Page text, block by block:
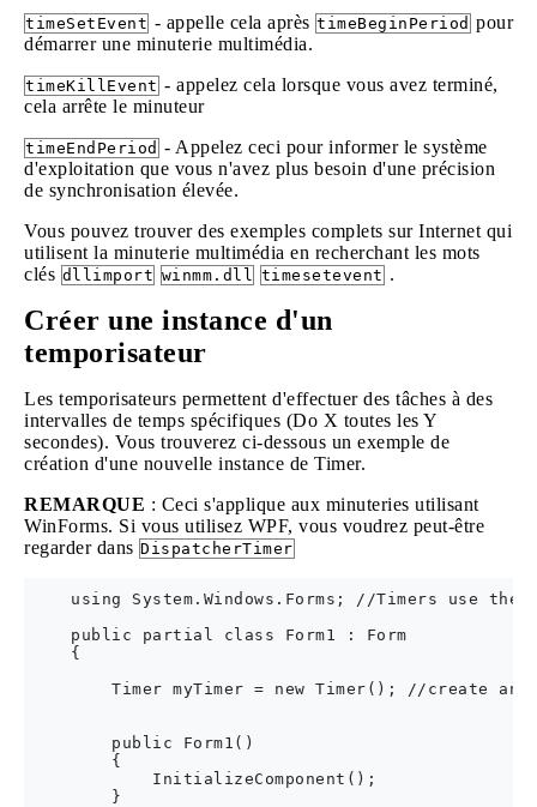
timeSetEvent - appelle cela après timeBeginPeriod pour
démarrer une minuterie multimédia.
timeKillEvent - appelez cela lorsque vous avez terminé,
cela arrête le minuteur
timeEndPeriod - Appelez ceci pour informer le système
d'exploitation que vous n'avez plus besoin d'une précision
de synchronisation élevée.
Vous pouvez trouver des exemples complets sur Internet qui
utilisent la minuterie multimédia en recherchant les mots
clés dllimport winmm.dll timesetevent .
Créer une instance d'un
temporisateur
Les temporisateurs permettent d'effectuer des tâches à des
intervalles de temps spécifiques (Do X toutes les Y
secondes). Vous trouverez ci-dessous un exemple de
création d'une nouvelle instance de Timer.
REMARQUE : Ceci s'applique aux minuteries utilisant
WinForms. Si vous utilisez WPF, vous voudrez peut-être
regarder dans DispatcherTimer
using System.Windows.Forms; //Timers use the
    public partial class Form1 : Form
    {
Timer myTimer = new Timer(); //create an
        public Form1()
        {
            InitializeComponent();
        }